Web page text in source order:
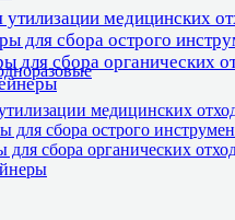
медицинских
для сбора острого
для сбора органических
медицинских
для сбора острого
для сбора органических